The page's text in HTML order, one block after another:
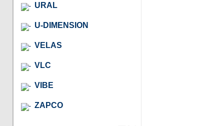
URAL
U-DIMENSION
VELAS
VLC
VIBE
ZAPCO